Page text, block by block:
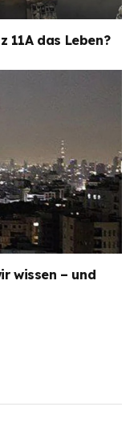
11A das Leben?
wissen – und